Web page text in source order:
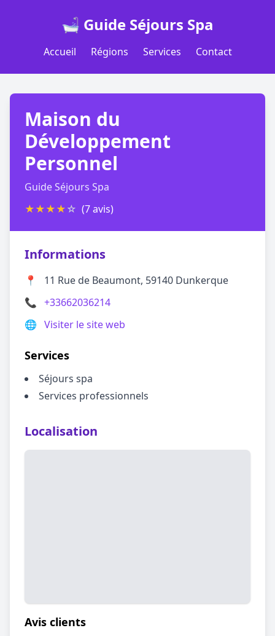
🛁 Guide Séjours Spa
Accueil Régions Services Contact
Maison du
Développement
Personnel
Guide Séjours Spa
★★★★☆ (7 avis)
Informations
📍
11 Rue de Beaumont, 59140 Dunkerque
📞 +33662036214
🌐 Visiter le site web
Services
Séjours spa
Services professionnels
Localisation
Avis clients